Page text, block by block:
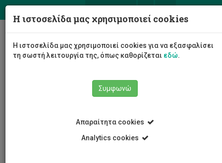
Η ιστοσελίδα μας χρησιμοποιεί cookies
Η ιστοσελίδα μας χρησιμοποιεί cookies για να εξασφαλίσει
τη σωστή λειτουργία της, όπως καθορίζεται εδώ.
Συμφωνώ
Απαραίτητα cookies
Analytics cookies